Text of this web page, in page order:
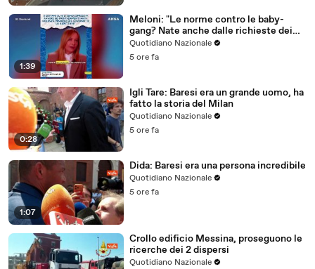
1:39
Meloni: "Le norme contro le baby-
gang? Nate anche dalle richieste dei
ragazzi"
Quotidiano Nazionale
5 ore fa
0:28
Igli Tare: Baresi era un grande uomo, ha
fatto la storia del Milan
Quotidiano Nazionale
5 ore fa
1:07
Dida: Baresi era una persona incredibile
Quotidiano Nazionale
5 ore fa
Crollo edificio Messina, proseguono le
ricerche dei 2 dispersi
Quotidiano Nazionale